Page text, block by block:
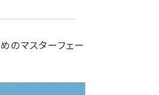
のマスターフェー